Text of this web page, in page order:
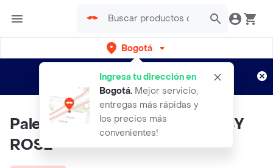
Bogotá
Ingresa tu dirección en
Bogotá. Mejor servicio,
entregas más rápidas y
los precios más
convenientes!
envíos gratis por semanas
Aplican TyC
Paleta De Sombras Latte _ RUBY
ROSE